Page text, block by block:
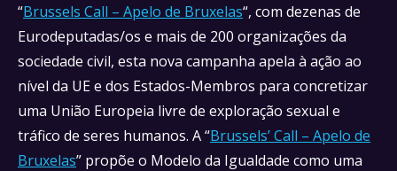
“Brussels Call – Apelo de Bruxelas“, com dezenas de
Eurodeputadas/os e mais de 200 organizações da
sociedade civil, esta nova campanha apela à ação ao
nível da UE e dos Estados-Membros para concretizar
uma União Europeia livre de exploração sexual e
tráfico de seres humanos. A “Brussels’ Call – Apelo de
Bruxelas” propõe o Modelo da Igualdade como uma